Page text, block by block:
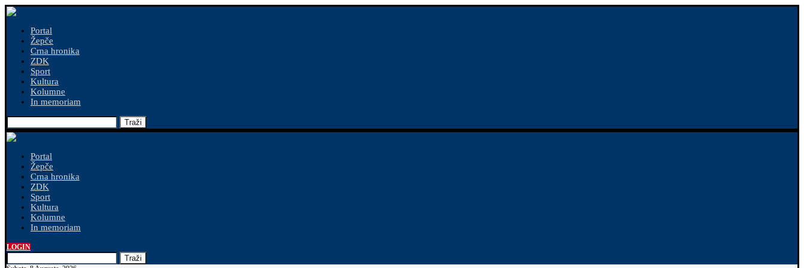
Portal
Žepče
Crna hronika
ZDK
Sport
Kultura
Kolumne
In memoriam
Traži
Portal
Žepče
Crna hronika
ZDK
Sport
Kultura
Kolumne
In memoriam
LOGIN
Traži